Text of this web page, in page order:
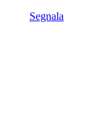
Segnala